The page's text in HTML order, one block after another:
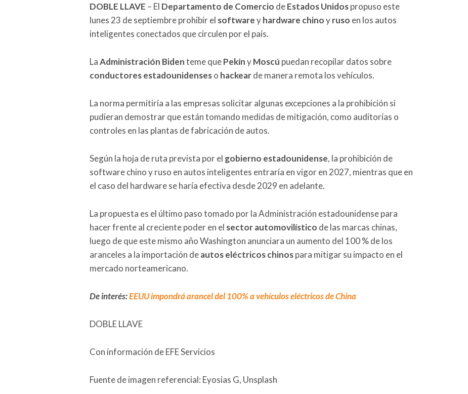
DOBLE LLAVE – El Departamento de Comercio deEstados Unidospropuso este
lunes 23 de septiembre prohibir el softwareyhardware chinoyruso en los autos
inteligentes conectados que circulen por el país.
LaAdministración Bidenteme quePekínyMoscú puedan recopilar datos sobre
conductores estadounidenseso hackearde manera remota los vehículos.
La norma permitiría a las empresas solicitar algunas excepciones a la prohibición si
pudieran demostrar que están tomando medidas de mitigación, como auditorías o
controles en las plantas de fabricación de autos.
Según la hoja de ruta prevista por el gobierno estadounidense, la prohibición de
software chino y ruso en autos inteligentes entraría en vigor en 2027, mientras que en
el caso del hardware se haría efectiva desde 2029 en adelante.
La propuesta es el último paso tomado por la Administración estadounidense para
hacer frente al creciente poder en el sector automovilístico de las marcas chinas,
luego de que este mismo año Washington anunciara un aumento del 100 % de los
aranceles a la importación deautos eléctricoschinospara mitigar su impacto en el
mercado norteamericano.
De interés:EEUU impondrá arancel del 100% a vehículos eléctricos de China
DOBLE LLAVE
Con información de EFE Servicios
Fuente de imagen referencial: Eyosias G, Unsplash